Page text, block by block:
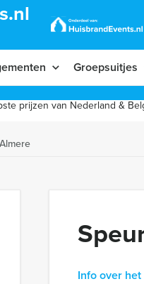
Groepsuitjes
prijzen van Nederland &
Info over